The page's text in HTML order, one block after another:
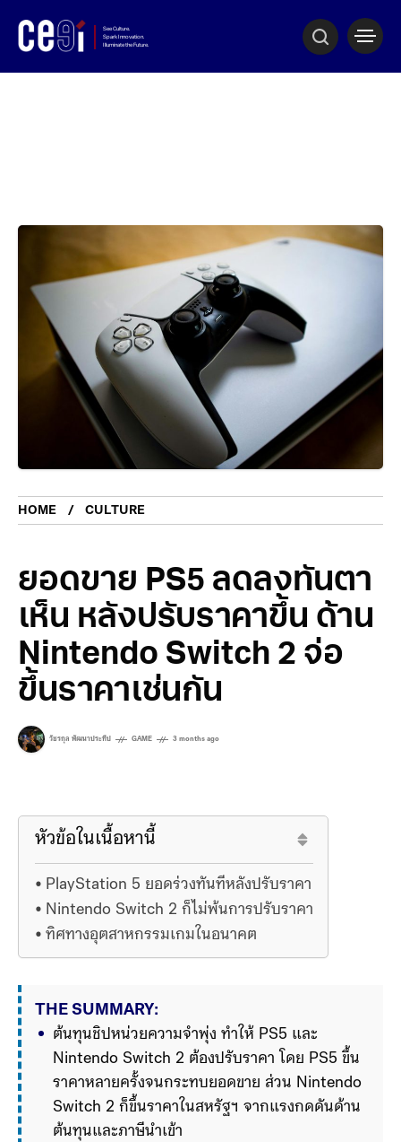
HOME CULTURE
ยอดขาย PS5 ลดลงทันตา
เห็น หลังปรับราคาขึ้น ด้าน
Nintendo Switch 2 จ่อ
ขึ้นราคาเช่นกัน
วัชรกุล พัฒนาประทีป GAME 3 months ago
หัวข้อในเนื้อหานี้
PlayStation 5 ยอดร่วงทันทีหลังปรับราคา
Nintendo Switch 2 ก็ไม่พ้นการปรับราคา
ทิศทางอุตสาหกรรมเกมในอนาคต
THE SUMMARY:
ต้นทุนชิปหน่วยความจำพุ่ง ทำให้ PS5 และ
Nintendo Switch 2 ต้องปรับราคา โดย PS5 ขึ้น
ราคาหลายครั้งจนกระทบยอดขาย ส่วน Nintendo
Switch 2 ก็ขึ้นราคาในสหรัฐฯ จากแรงกดดันด้าน
ต้นทุนและภาษีนำเข้า